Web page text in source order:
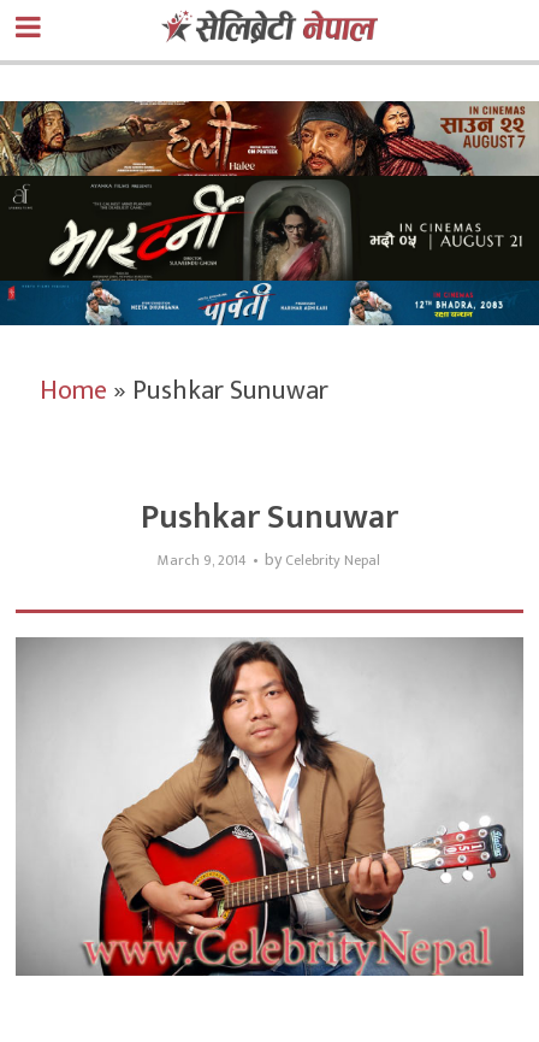
Home» Pushkar Sunuwar
Pushkar Sunuwar
March 9, 2014 by Celebrity Nepal